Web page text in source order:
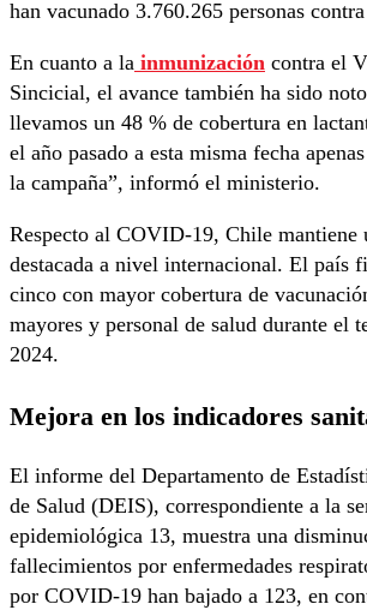
han vacunado 3.760.265 personas
En cuanto a la inmunización contra el
Sincicial, el avance también ha sido
llevamos un 48 % de cobertura en
el año pasado a esta misma fecha
la campaña”, informó el ministerio.
Respecto al COVID-19, Chile mantiene
destacada a nivel internacional. El país
cinco con mayor cobertura de
mayores y personal de salud durante el
2024.
Mejora en los indicadores
El informe del Departamento de
de Salud (DEIS), correspondiente a la
epidemiológica 13, muestra una
fallecimientos por enfermedades
por COVID-19 han bajado a 123, en